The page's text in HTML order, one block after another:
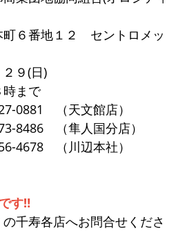
番地１２ セントロメッ
９(日)
まで
0881 （天文館店）
（隼人国分店）
（川辺本社）
す‼️
千寿各店へお問合せくださ